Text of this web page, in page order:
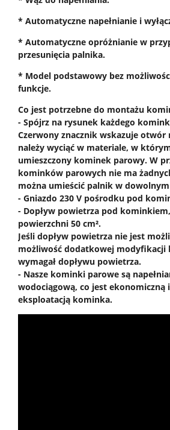
* Automatyczne napełnianie i
* Automatyczne opróżnianie w
przesunięcia palnika.
* Model podstawowy bez
funkcje.
Co jest potrzebne do montażu
- Spójrz na rysunek każdego
Czerwony znacznik wskazuje
należy wyciąć w materiale, w
umieszczony kominek parowy. W
kominków parowych nie ma
można umieścić palnik w
- Gniazdo 230 V pośrodku pod
- Dopływ powietrza pod
powierzchni 50 cm².
Jeśli dopływ powietrza nie jest
możliwość dodatkowej modyfikacji
wymagał dopływu powietrza.
- Nasze kominki parowe są
wodociągową, co jest ekonomiczną
eksploatacją kominka.